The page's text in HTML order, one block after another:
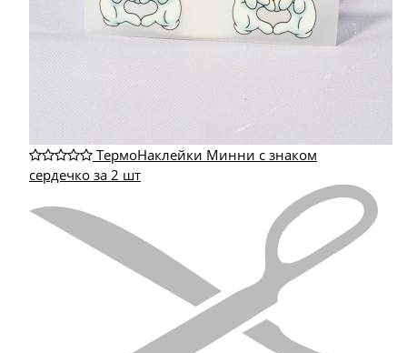
ТермоНаклейки Минни с знаком
сердечко за 2 шт